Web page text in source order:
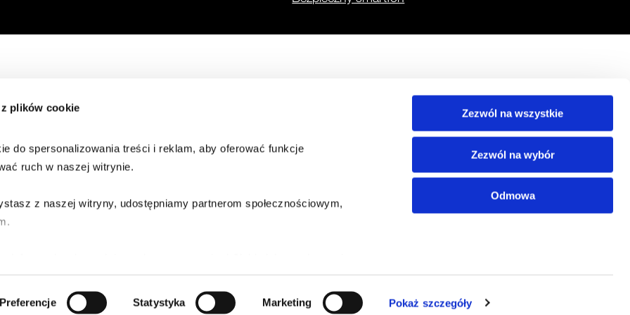
plików cookie
do spersonalizowania treści i reklam, aby oferować funkcje
ruch w naszej witrynie.
z naszej witryny, udostępniamy partnerom społecznościowym,
Preferencje Statystyka Marketing Pokaż szczegóły
Zezwól na wszystkie
Zezwól na wybór
Odmowa
Dane o zagrożeniach
Baza wiedzy
Pytania i odpowiedzi
Inne